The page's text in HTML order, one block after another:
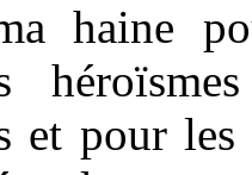
haine
et pour